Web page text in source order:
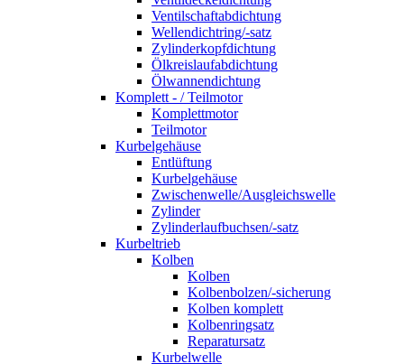
Ventilschaftabdichtung
Wellendichtring/-satz
Zylinderkopfdichtung
Ölkreislaufabdichtung
Ölwannendichtung
Komplett - / Teilmotor
Komplettmotor
Teilmotor
Kurbelgehäuse
Entlüftung
Kurbelgehäuse
Zwischenwelle/Ausgleichswelle
Zylinder
Zylinderlaufbuchsen/-satz
Kurbeltrieb
Kolben
Kolben
Kolbenbolzen/-sicherung
Kolben komplett
Kolbenringsatz
Reparatursatz
Kurbelwelle